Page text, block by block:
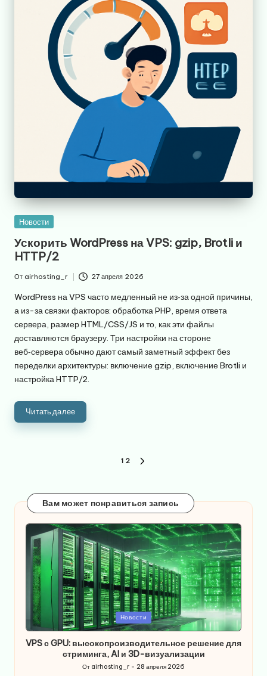
Опубликовано
Новости
Ускорить WordPress на VPS: gzip, Brotli и
HTTP/2
от
От airhosting_r 27 апреля 2026
WordPress на VPS часто медленный не из‑за одной причины,
а из-за связки факторов: обработка PHP, время ответа
сервера, размер HTML/CSS/JS и то, как эти файлы
доставляются браузеру. Три настройки на стороне
веб‑сервера обычно дают самый заметный эффект без
переделки архитектуры: включение gzip, включение Brotli и
настройка HTTP/2.
Читать далее
1 2
Вам может понравиться запись
Опубликовано
в
Новости
VPS с GPU: высокопроизводительное решение для
стриминга, AI и 3D-визуализации
Запись
От airhosting_r 28 апреля 2026